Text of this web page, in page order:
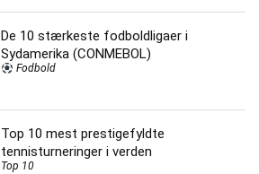
De 10 stærkeste fodboldligaer i
Sydamerika (CONMEBOL)
Fodbold
Top 10 mest prestigefyldte
tennisturneringer i verden
Top 10